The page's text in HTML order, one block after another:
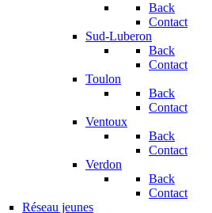
Back
Contact
Sud-Luberon
Back
Contact
Toulon
Back
Contact
Ventoux
Back
Contact
Verdon
Back
Contact
Réseau jeunes